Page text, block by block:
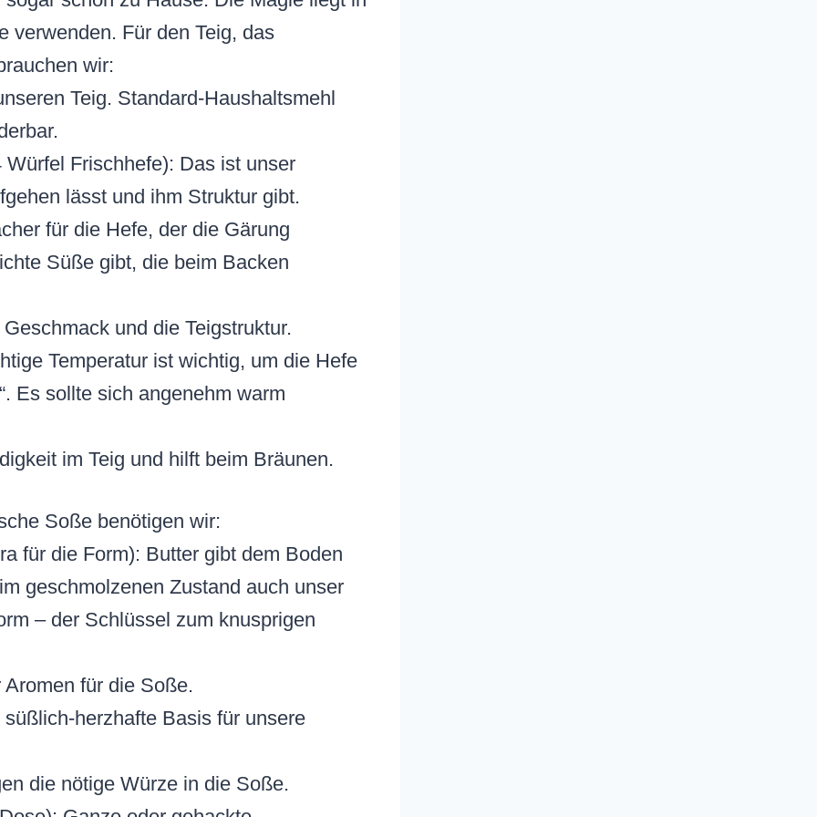
verwenden. Für den Teig, das
wir:
Teig. Standard-Haushaltsmehl
Frischhefe): Das ist unser
lässt und ihm Struktur gibt.
für die Hefe, der die Gärung
Süße gibt, die beim Backen
und die Teigstruktur.
Temperatur ist wichtig, um die Hefe
Es sollte sich angenehm warm
im Teig und hilft beim Bräunen.
Soße benötigen wir:
für die Form): Butter gibt dem Boden
geschmolzenen Zustand auch unser
– der Schlüssel zum knusprigen
für die Soße.
herzhafte Basis für unsere
die nötige Würze in die Soße.